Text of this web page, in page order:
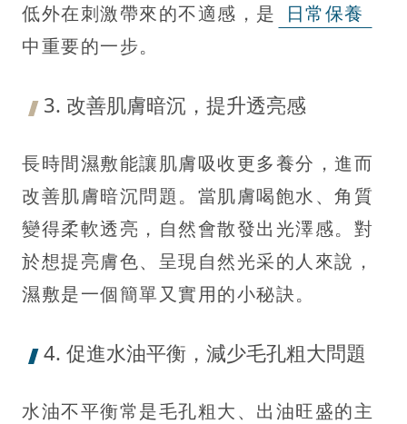
低外在刺激帶來的不適感，是
日常保養
中重要的一步。
3. 改善肌膚暗沉，提升透亮感
長時間濕敷能讓肌膚吸收更多養分，進而
改善肌膚暗沉問題。當肌膚喝飽水、角質
變得柔軟透亮，自然會散發出光澤感。對
於想提亮膚色、呈現自然光采的人來說，
濕敷是一個簡單又實用的小秘訣。
4. 促進水油平衡，減少毛孔粗大問題
水油不平衡常是毛孔粗大、出油旺盛的主